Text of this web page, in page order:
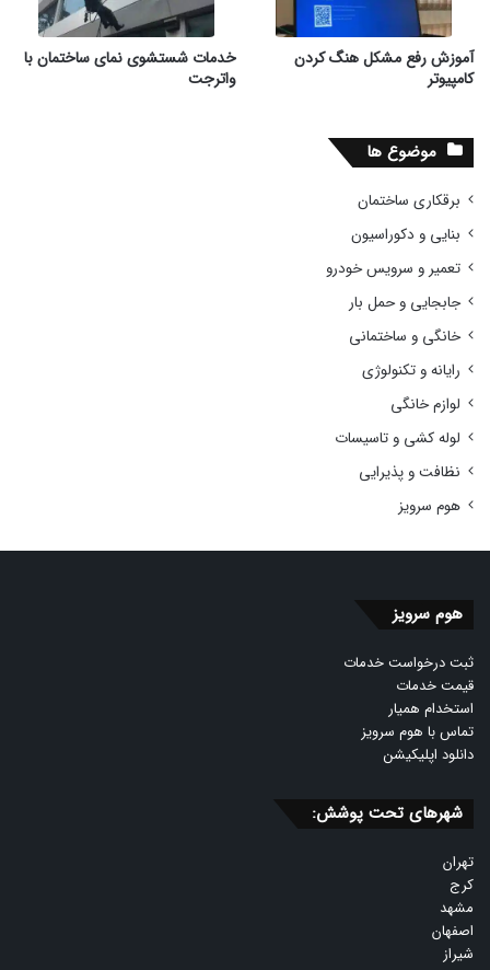
آموزش رفع مشکل هنگ کردن
کامپیوتر
خدمات شستشوی نمای ساختمان با
واترجت
موضوع ها
برقکاری ساختمان
بنایی و دکوراسیون
تعمیر و سرویس خودرو
جابجایی و حمل بار
خانگی و ساختمانی
رایانه و تکنولوژی
لوازم خانگی
لوله کشی و تاسیسات
نظافت و پذیرایی
هوم سرویز
هوم سرویز
ثبت درخواست خدمات
قیمت خدمات
استخدام همیار
تماس با هوم سرویز
دانلود اپلیکیشن
شهرهای تحت پوشش:
تهران
کرج
مشهد
اصفهان
شیراز